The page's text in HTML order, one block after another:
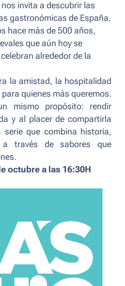
invita a descubrir las
gastronómicas de España.
hace más de 500 años,
que aún hoy se
alrededor de la
la amistad, la hospitalidad
quienes más queremos.
mismo propósito: rendir
y al placer de compartirla
que combina historia,
través de sabores que
octubre a las 16:30H